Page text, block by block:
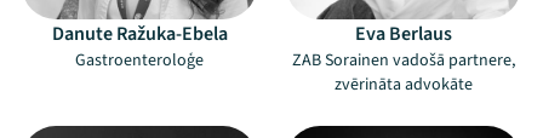
Danute Ražuka-Ebela
Gastroenteroloģe
Eva Berlaus
ZAB Sorainen vadošā partnere,
zvērināta advokāte